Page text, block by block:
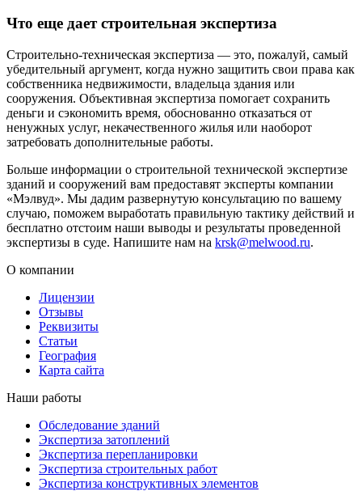
Что еще дает строительная экспертиза
Строительно-техническая экспертиза — это, пожалуй, самый
убедительный аргумент, когда нужно защитить свои права как
собственника недвижимости, владельца здания или
сооружения. Объективная экспертиза помогает сохранить
деньги и сэкономить время, обоснованно отказаться от
ненужных услуг, некачественного жилья или наоборот
затребовать дополнительные работы.
Больше информации о строительной технической экспертизе
зданий и сооружений вам предоставят эксперты компании
«Мэлвуд». Мы дадим развернутую консультацию по вашему
случаю, поможем выработать правильную тактику действий и
бесплатно отстоим наши выводы и результаты проведенной
экспертизы в суде. Напишите нам на krsk@melwood.ru.
О компании
Лицензии
Отзывы
Реквизиты
Статьи
География
Карта сайта
Наши работы
Обследование зданий
Экспертиза затоплений
Экспертиза перепланировки
Экспертиза строительных работ
Экспертиза конструктивных элементов